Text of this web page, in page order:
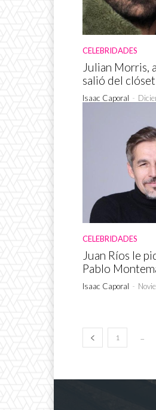
CELEBRIDADES
Julian Morris,
salió del clóset
Isaac Caporal -
CELEBRIDADES
Juan Ríos le
Pablo
Isaac Caporal -
1 ...